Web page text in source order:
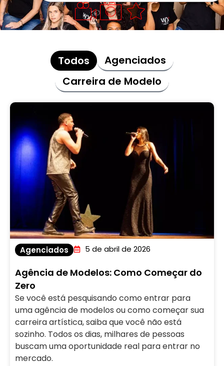
Agenciados
Carreira de Modelo
Todos
Agenciados 5 de abril de 2026
Agência de Modelos: Como Começar do
Zero
Se você está pesquisando como entrar para
uma agência de modelos ou como começar sua
carreira artística, saiba que você não está
sozinho. Todos os dias, milhares de pessoas
buscam uma oportunidade real para entrar no
mercado.